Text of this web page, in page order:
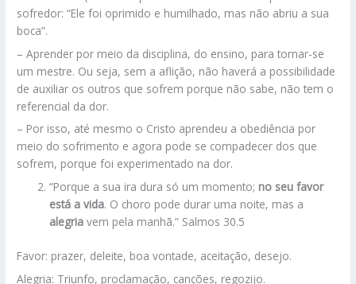
sofredor: “Ele foi oprimido e humilhado, mas não abriu a sua
boca”.
– Aprender por meio da disciplina, do ensino, para tornar-se
um mestre. Ou seja, sem a aflição, não haverá a possibilidade
de auxiliar os outros que sofrem porque não sabe, não tem o
referencial da dor.
– Por isso, até mesmo o Cristo aprendeu a obediência por
meio do sofrimento e agora pode se compadecer dos que
sofrem, porque foi experimentado na dor.
“Porque a sua ira dura só um momento; no seu favor
está a vida. O choro pode durar uma noite, mas a
alegria vem pela manhã.” Salmos 30.5
Favor: prazer, deleite, boa vontade, aceitação, desejo.
Alegria: Triunfo, proclamação, canções, regozijo.